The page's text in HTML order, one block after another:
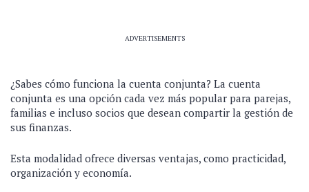
ADVERTISEMENTS
¿Sabes cómo funciona la cuenta conjunta? La cuenta
conjunta es una opción cada vez más popular para parejas,
familias e incluso socios que desean compartir la gestión de
sus finanzas.
Esta modalidad ofrece diversas ventajas, como practicidad,
organización y economía.